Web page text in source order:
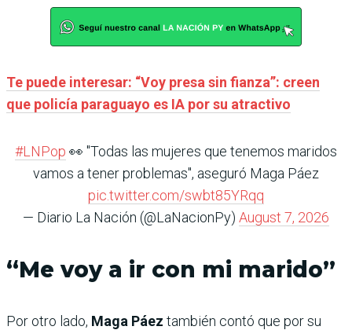
Te puede interesar: “Voy presa sin fianza”: creen
que policía paraguayo es IA por su atractivo
#LNPop 👀 "Todas las mujeres que tenemos maridos
vamos a tener problemas", aseguró Maga Páez
pic.twitter.com/swbt85YRqq
— Diario La Nación (@LaNacionPy) August 7, 2026
“Me voy a ir con mi marido”
Por otro lado, Maga Páez también contó que por su